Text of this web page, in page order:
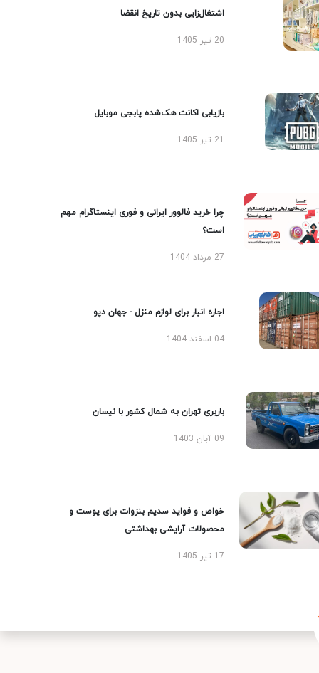
اشتغال‌زایی بدون تاریخ انقضا
20 تیر 1405
بازیابی اکانت هک‌شده پابجی موبایل
چرا خرید فالوور ایرانی و فوری اینستاگرام مهم
است؟
27 مرداد 1404
اجاره انبار برای لوازم منزل - جهان دپو
04 اسفند 1404
باربری تهران به شمال کشور با نیسان
09 آبان 1403
خواص و فواید سدیم بنزوات برای پوست و
محصولات آرایشی بهداشتی
17 تیر 1405